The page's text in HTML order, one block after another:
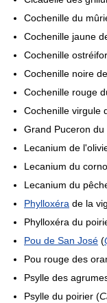
Cochenille du
Cochenille jaune
Cochenille
Cochenille noire
Cochenille rouge
Cochenille virgule
Grand Puceron du
Lecanium de
Lecanium du
Lecanium du
Phylloxéra de la
Phylloxéra du
Pou de San José (
Pou rouge des
Psylle des
Psylle du poirier (